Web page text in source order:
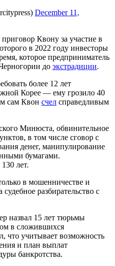
December 11,
Квону за участие в
в 2022 году инвесторы
которое предприниматель
до экстрадиции.
более 12 лет
Корее — ему грозило 40
сам Квон счел справедливым
Минюста, обвинительное
в том числе сговор с
денег, манипулирование
бумагами.
лет.
в мошенничестве и
судебное разбирательство с
назвал 15 лет тюрьмы
в сложившихся
что учитывает возможность
и план выплат
банкротства.